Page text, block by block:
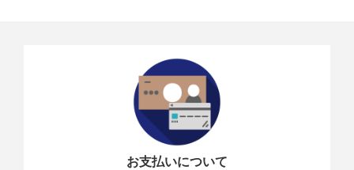
お支払いについて